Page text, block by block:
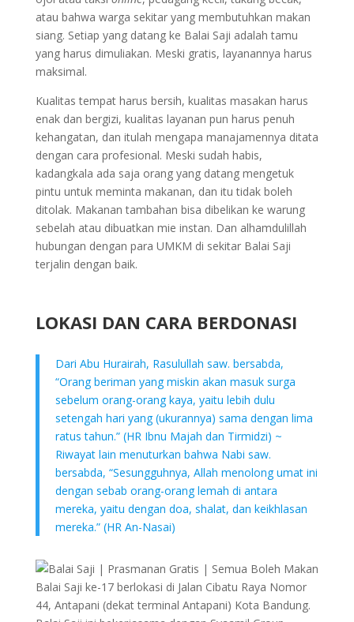
atau bahwa warga sekitar yang membutuhkan makan
siang. Setiap yang datang ke Balai Saji adalah tamu
yang harus dimuliakan. Meski gratis, layanannya harus
maksimal.
Kualitas tempat harus bersih, kualitas masakan harus
enak dan bergizi, kualitas layanan pun harus penuh
kehangatan, dan itulah mengapa manajamennya ditata
dengan cara profesional. Meski sudah habis,
kadangkala ada saja orang yang datang mengetuk
pintu untuk meminta makanan, dan itu tidak boleh
ditolak. Makanan tambahan bisa dibelikan ke warung
sebelah atau dibuatkan mie instan. Dan alhamdulillah
hubungan dengan para UMKM di sekitar Balai Saji
terjalin dengan baik.
LOKASI DAN CARA BERDONASI
Dari Abu Hurairah, Rasulullah saw. bersabda,
“Orang beriman yang miskin akan masuk surga
sebelum orang-orang kaya, yaitu lebih dulu
setengah hari yang (ukurannya) sama dengan lima
ratus tahun.” (HR Ibnu Majah dan Tirmidzi) ~
Riwayat lain menuturkan bahwa Nabi saw.
bersabda, “Sesungguhnya, Allah menolong umat ini
dengan sebab orang-orang lemah di antara
mereka, yaitu dengan doa, shalat, dan keikhlasan
mereka.” (HR An-Nasai)
Balai Saji ke-17 berlokasi di Jalan Cibatu Raya Nomor
44, Antapani (dekat terminal Antapani) Kota Bandung.